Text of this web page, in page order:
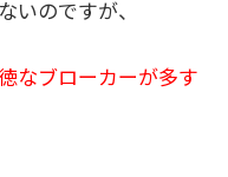
いのですが、
なブローカーが多す